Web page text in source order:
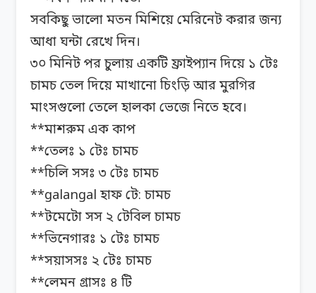
সবকিছু ভালো মতন মিশিয়ে মেরিনেট করার জন্য
আধা ঘন্টা রেখে দিন।
৩০ মিনিট পর চুলায় একটি ফ্রাইপ্যান দিয়ে ১ টেঃ
চামচ তেল দিয়ে মাখানো চিংড়ি আর মুরগির
মাংসগুলো তেলে হালকা ভেজে নিতে হবে।
**মাশরুম এক কাপ
**তেলঃ ১ টেঃ চামচ
**চিলি সসঃ ৩ টেঃ চামচ
**galangal হাফ টে: চামচ
**টমেটো সস ২ টেবিল চামচ
**ভিনেগারঃ ১ টেঃ চামচ
**সয়াসসঃ ২ টেঃ চামচ
**লেমন গ্রাসঃ ৪ টি